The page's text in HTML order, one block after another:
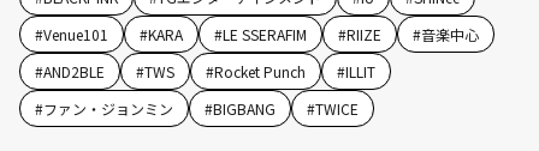
#Venue101 #KARA #LE SSERAFIM #RIIZE #音楽中心
#AND2BLE #TWS #Rocket Punch #ILLIT
#ファン・ジョンミン #BIGBANG #TWICE